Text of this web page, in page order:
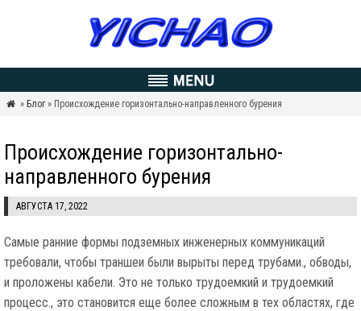
 » Блог» Происхождение горизонтально-направленного бурения
Происхождение горизонтально-
направленного бурения
АВГУСТА 17, 2022
Самые ранние формы подземных инженерных коммуникаций
требовали, чтобы траншеи были вырыты перед трубами., обводы,
и проложены кабели. Это не только трудоемкий и трудоемкий
процесс., это становится еще более сложным в тех областях, где